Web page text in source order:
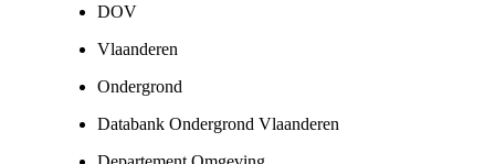
DOV
Vlaanderen
Ondergrond
Databank Ondergrond Vlaanderen